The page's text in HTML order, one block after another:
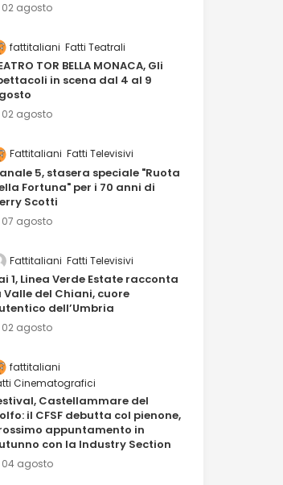
02 agosto
fattitaliani Fatti Teatrali
TOR BELLA MONACA, Gli
in scena dal 4 al 9
02 agosto
Fattitaliani Fatti Televisivi
5, stasera speciale "Ruota
Fortuna" per i 70 anni di
Scotti
07 agosto
Fattitaliani Fatti Televisivi
1, Linea Verde Estate racconta
Valle del Chiani, cuore
dell’Umbria
02 agosto
fattitaliani
Cinematografici
Castellammare del
il CFSF debutta col pienone,
appuntamento in
con la Industry Section
04 agosto